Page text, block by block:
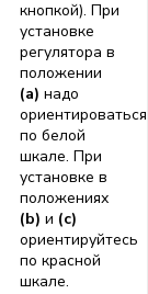
кнопкой). При
установке
регулятора в
положении
(a) надо
ориентироваться
по белой
шкале. При
установке в
положениях
(b) и (c)
ориентируйтесь
по красной
шкале.